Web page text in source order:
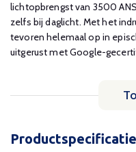
lichtopbrengst van 3500
zelfs bij daglicht. Met het
tevoren helemaal op in
uitgerust met Google-